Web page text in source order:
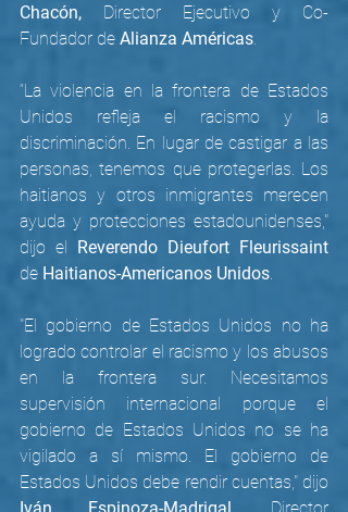
Chacón, Director Ejecutivo y Co-
Fundador de Alianza Américas
“La violencia en la frontera de Estados
Unidos refleja el racismo y la
discriminación. En lugar de castigar a las
personas, tenemos que protegerlas. Los
haitianos y otros inmigrantes merecen
ayuda y protecciones estadounidenses,"
dijo el Reverendo Dieufort Fleurissaint
de Haitianos-Americanos Unidos
"El gobierno de Estados Unidos no ha
logrado controlar el racismo y los abusos
en la frontera sur. Necesitamos
supervisión internacional porque el
gobierno de Estados Unidos no se ha
vigilado a sí mismo. El gobierno de